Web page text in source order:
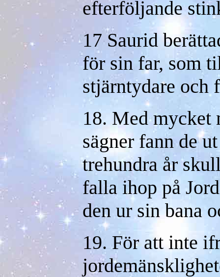
efterföljande
17 Saurid
för sin far, som
stjärntydare och
18. Med mycket
sägner fann de
trehundra år
falla ihop på
den ur sin bana
19. För att inte